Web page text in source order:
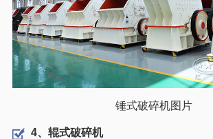
锤式破碎机图片
4、辊式破碎机